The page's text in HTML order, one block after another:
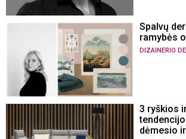
Spalvų
ramybės
DIZAINERIO
3 ryškios
dėmesio